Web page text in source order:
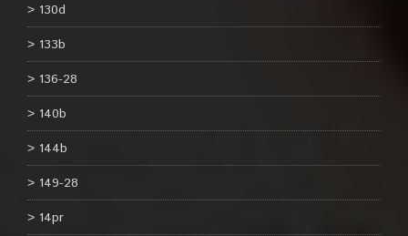
130d
133b
136-28
140b
144b
149-28
14pr